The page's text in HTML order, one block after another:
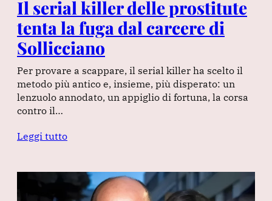
Il serial killer delle prostitute
tenta la fuga dal carcere di
Sollicciano
Per provare a scappare, il serial killer ha scelto il
metodo più antico e, insieme, più disperato: un
lenzuolo annodato, un appiglio di fortuna, la corsa
contro il…
Leggi tutto